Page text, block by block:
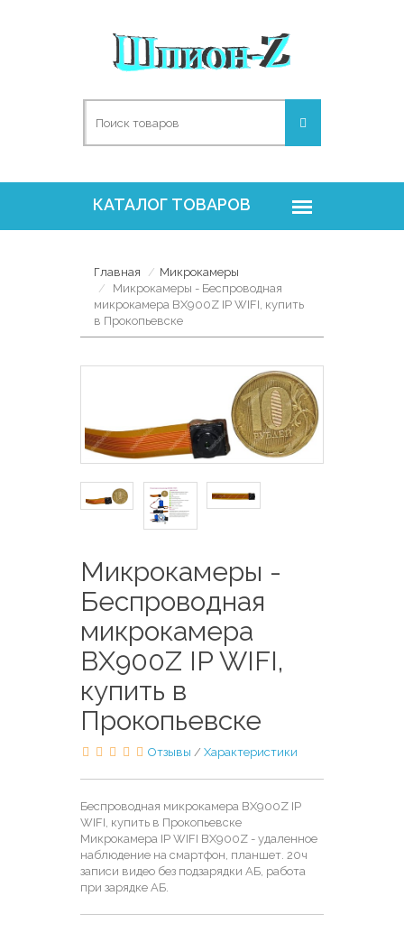
Главная
Микрокамеры
Микрокамеры - Беспроводная
микрокамера BX900Z IP WIFI, купить
в Прокопьевске
Микрокамеры -
Беспроводная
микрокамера
BX900Z IP WIFI,
купить в
Прокопьевске
Отзывы / Характеристики
Беспроводная микрокамера BX900Z IP
WIFI, купить в Прокопьевске
Микрокамера IP WIFI BX900Z - удаленное
наблюдение на смартфон, планшет. 20ч
записи видео без подзарядки АБ, работа
при зарядке АБ.